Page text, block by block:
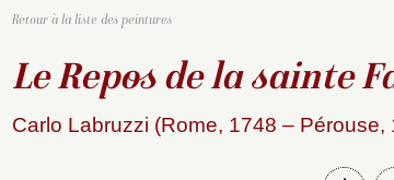
Retour à la liste des peintures
Le Repos de la sainte
Carlo Labruzzi (Rome, 1748 – Pérouse,